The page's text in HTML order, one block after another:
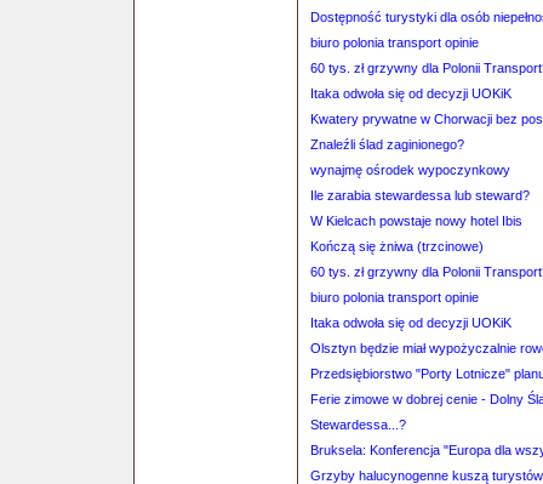
Dostępność turystyki dla osób
biuro polonia transport opinie
60 tys. zł grzywny dla Polonii
Itaka odwoła się od decyzji UOKiK
Kwatery prywatne w Chorwacji bez
Znaleźli ślad zaginionego?
wynajmę ośrodek wypoczynkowy
Ile zarabia stewardessa lub steward?
W Kielcach powstaje nowy hotel Ibis
Kończą się żniwa (trzcinowe)
60 tys. zł grzywny dla Polonii
biuro polonia transport opinie
Itaka odwoła się od decyzji UOKiK
Olsztyn będzie miał wypożyczalnie
Przedsiębiorstwo "Porty Lotnicze"
Ferie zimowe w dobrej cenie - Dolny
Stewardessa...?
Bruksela: Konferencja "Europa dla
Grzyby halucynogenne kuszą